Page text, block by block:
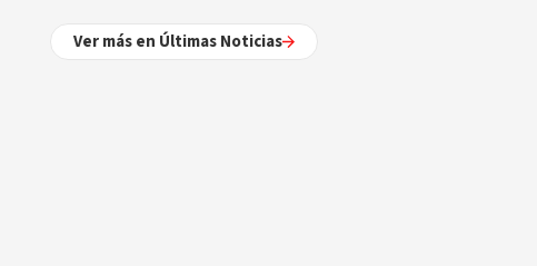
Ver más en Últimas Noticias